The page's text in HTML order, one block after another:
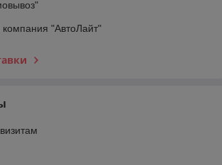
"АвтоЛайт"